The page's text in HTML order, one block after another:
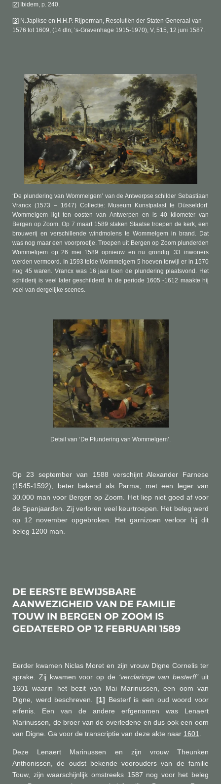
[2] Ibidem, p. 240.
[3] N.Japikse en H.H.P. Rijperman, Resolutiën der Staten Generaal van
1576 tot 1609, (14 dln; ’s-Gravenhage 1915-1970), V, 515, 12 juni 1587.
‘De plundering van Wommelgem’ van de Antwerpse schilder Sebastiaan
Vrancx (1573 – 1647) Collectie: Museum Kunstpalast te Düsseldorf.
Wommelgem ligt ten oosten van Antwerpen en is 40 kilometer van
Bergen op Zoom. Op 7 maart 1589 staken Staatse troepen de kerk, een
brouwerij en verschillende windmolens te Wommelgem in brand. Dat
was nog maar een voorproefje. Troepen uit Bergen op Zoom plunderden
Wommelgem op 26 mei 1589 opnieuw en nu grondig. 33 inwoners
werden vermoord. In 1593 telde Wommelgem 5 hoeven terwijl er in 1570
nog 45 waren. Vrancx was 16 jaar toen de plundering plaatsvond. Het
schilderij is veel later geschilderd. In de periode 1605 -1612 maakte hij
veel van dergelijke scenes.
Detail van ‘De Plundering van Wommelgem’.
Op 23 september van 1588 verschijnt Alexander Farnese
(1545-1592), beter bekend als Parma, met een leger van
30.000 man voor Bergen op Zoom. Het liep niet goed af voor
de Spanjaarden. Zij verloren veel keurtroepen. Het beleg werd
op 12 november opgebroken. Het garnizoen verloor bij dit
beleg 1200 man.
DE EERSTE BEWIJSBARE
AANWEZIGHEID VAN DE FAMILIE
TOUW IN BERGEN OP ZOOM IS
GEDATEERD OP 12 FEBRUARI 1589
Eerder kwamen Niclas Moret en zijn vrouw Digne Cornelis ter
sprake. Zij kwamen voor op de ‘verclaringe van besterff’ uit
1601 waarin het bezit van Mai Marinussen, een oom van
Digne, werd beschreven. [1] Besterf is een oud woord voor
erfenis. Een van de andere erfgenamen was Lenaert
Marinussen, de broer van de overledene en dus ook een oom
van Digne. Ga voor de transcriptie van deze akte naar 1601.
Deze Lenaert Marinussen en zijn vrouw Theunken
Anthonissen, de oudst bekende voorouders van de familie
Touw, zijn waarschijnlijk omstreeks 1587 nog voor het beleg